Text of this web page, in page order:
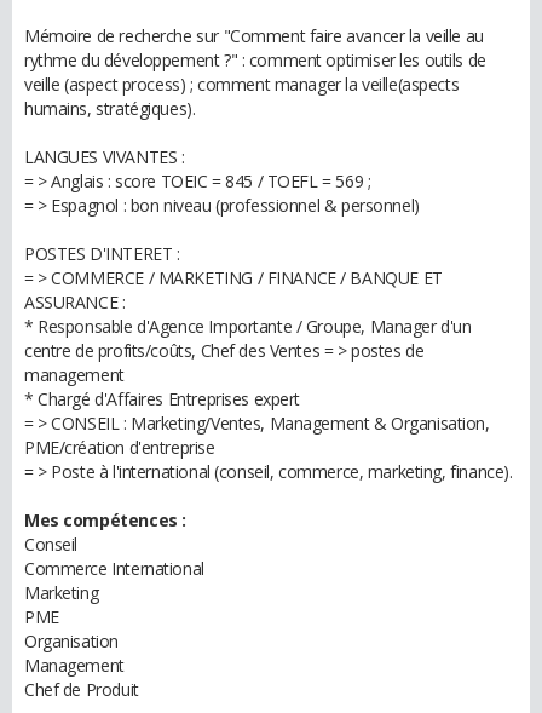
Mémoire de recherche sur "Comment faire avancer la veille au
rythme du développement ?" : comment optimiser les outils de
veille (aspect process) ; comment manager la veille(aspects
humains, stratégiques).
LANGUES VIVANTES :
= > Anglais : score TOEIC = 845 / TOEFL = 569 ;
= > Espagnol : bon niveau (professionnel & personnel)
POSTES D'INTERET :
= > COMMERCE / MARKETING / FINANCE / BANQUE ET
ASSURANCE :
* Responsable d'Agence Importante / Groupe, Manager d'un
centre de profits/coûts, Chef des Ventes = > postes de
management
* Chargé d'Affaires Entreprises expert
= > CONSEIL : Marketing/Ventes, Management & Organisation,
PME/création d'entreprise
= > Poste à l'international (conseil, commerce, marketing, finance).
Mes compétences :
Conseil
Commerce International
Marketing
PME
Organisation
Management
Chef de Produit